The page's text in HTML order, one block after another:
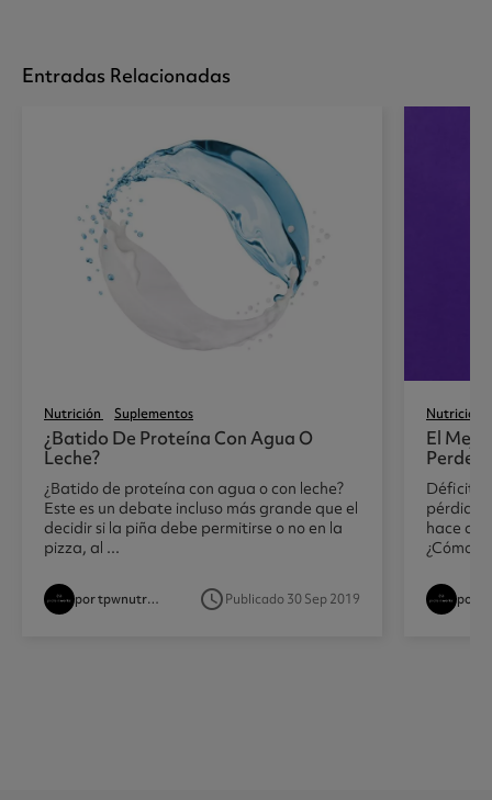
Entradas Relacionadas
Nutrición Suplementos
¿batido De Proteína Con Agua O
Leche?
¿Batido de proteína con agua o con leche?
Este es un debate incluso más grande que el
decidir si la piña debe permitirse o no en la
pizza, al ...
por tpwnutritionist access_timePublicado 30 Sep 2019
Nutrición
El
Perder
Déficit
pérdida
hace
¿Cómo